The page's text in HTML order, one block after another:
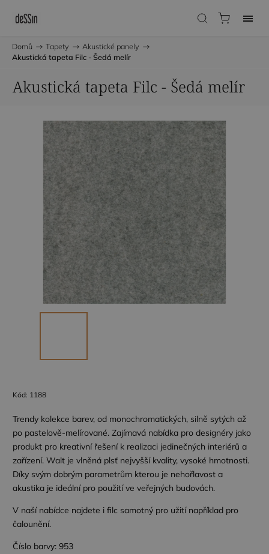
Domů / Tapety / Akustické panely /
Akustická tapeta Filc - Šedá melír
Akustická tapeta Filc - Šedá melír
Kód: 1188
Trendy kolekce barev, od monochromatických, silně sytých až
po pastelově-melírované. Zajímavá nabídka pro designéry jako
produkt pro kreativní řešení k realizaci jedinečných interiérů a
zařízení. Walt je vlněná plsť nejvyšší kvality, vysoké hmotnosti.
Díky svým dobrým parametrům kterou je nehořlavost a
akustika je ideální pro použití ve veřejných budovách.
V naší nabídce najdete i filc samotný pro užití například pro
čalounění.
Číslo barvy: 953